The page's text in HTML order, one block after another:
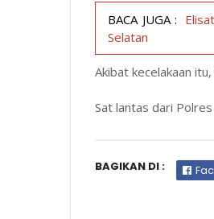
BACA JUGA :
Selatan
Akibat kecelakaan
Sat lantas dari
BAGIKAN DI :